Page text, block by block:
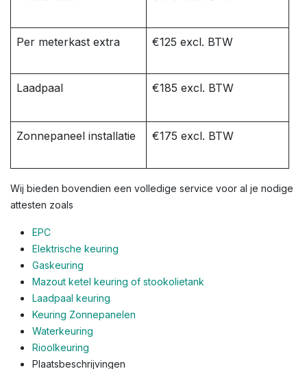
Per meterkast extra €125 excl. BTW
Laadpaal €185 excl. BTW
Zonnepaneel installatie €175 excl. BTW
Wij bieden bovendien een volledige service voor al je nodige
attesten zoals
EPC
Elektrische keuring
Gaskeuring
Mazout ketel keuring of stookolietank
Laadpaal keuring
Keuring Zonnepanelen
Waterkeuring
Rioolkeuring
Plaatsbeschrijvingen